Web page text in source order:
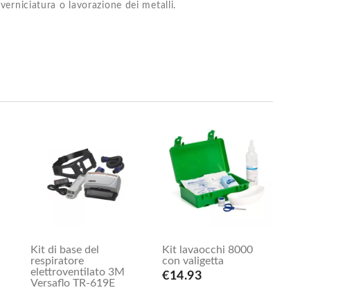
o lavorazione dei metalli.
Kit di base del
respiratore
elettroventilato 3M
Versaflo TR-619E
Kit lavaocchi 8000
con valigetta
€14.93